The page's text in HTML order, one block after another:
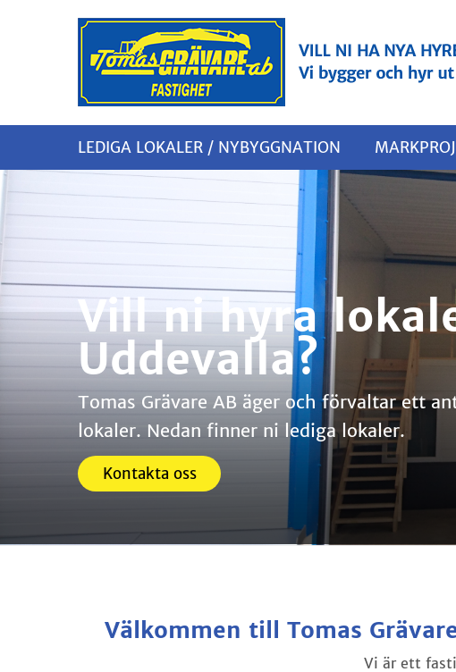
LEDIGA LOKALER / NYBYGGNATION
Vill ni hyra
Uddevalla?
Tomas Grävare AB äger och förvaltar ett
lokaler. Nedan finner ni lediga lokaler.
Kontakta oss
Välkommen till Tomas
Vi är ett